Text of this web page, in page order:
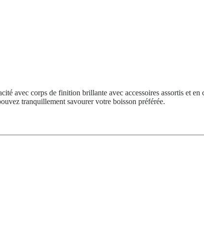
avec corps de finition brillante avec accessoires assortis et
tranquillement savourer votre boisson préférée.